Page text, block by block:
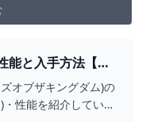
るこの感想記事が5つ
レも怖い時期ですの
ろ武器枠広げたいな~
ギア使って必死の思
能と入手方法【ゼ
ングダム】 - アル
オブザキングダム)の
性能を紹介していま